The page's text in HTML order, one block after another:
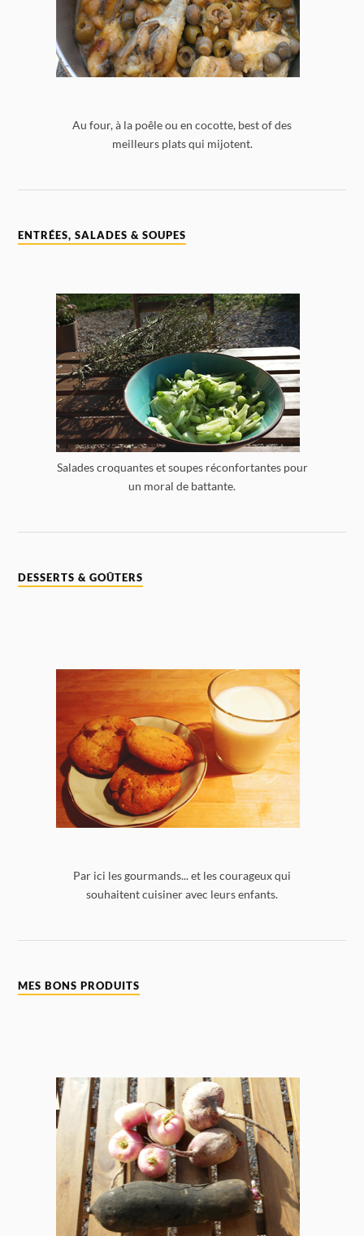
Au four, à la poêle ou en cocotte, best of des
meilleurs plats qui mijotent.
ENTRÉES, SALADES & SOUPES
Salades croquantes et soupes réconfortantes pour
un moral de battante.
DESSERTS & GOÛTERS
Par ici les gourmands... et les courageux qui
souhaitent cuisiner avec leurs enfants.
MES BONS PRODUITS